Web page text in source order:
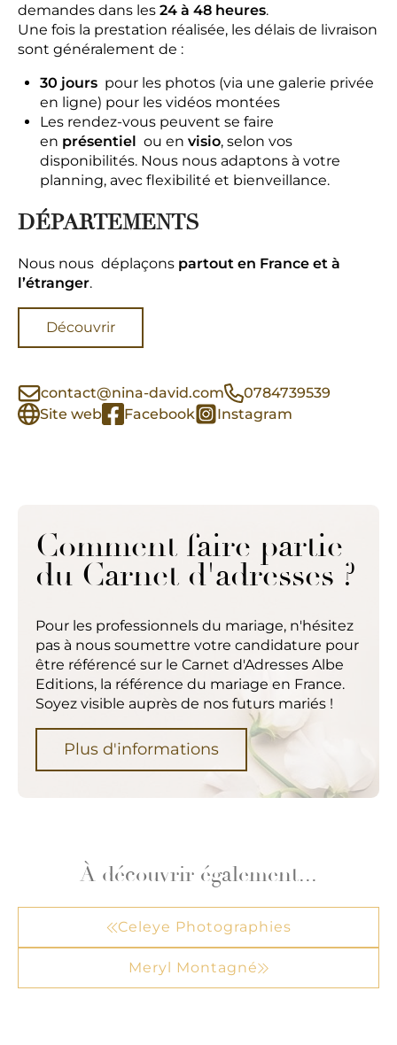
demandes dans les 24 à 48 heures.
Une fois la prestation réalisée, les délais de livraison
sont généralement de :
30 jours pour les photos (via une galerie privée
en ligne) pour les vidéos montées
Les rendez-vous peuvent se faire
en présentiel ou en visio, selon vos
disponibilités. Nous nous adaptons à votre
planning, avec flexibilité et bienveillance.
DÉPARTEMENTS
Nous nous déplaçons partout en France et à
l’étranger.
Découvrir
contact@nina-david.com
0784739539
Site web
Facebook Instagram
Comment faire partie
du Carnet d'adresses ?
Pour les professionnels du mariage, n'hésitez
pas à nous soumettre votre candidature pour
être référencé sur le Carnet d'Adresses Albe
Editions, la référence du mariage en France.
Soyez visible auprès de nos futurs mariés !
Plus d'informations
À découvrir également...
Celeye Photographies
Meryl Montagné